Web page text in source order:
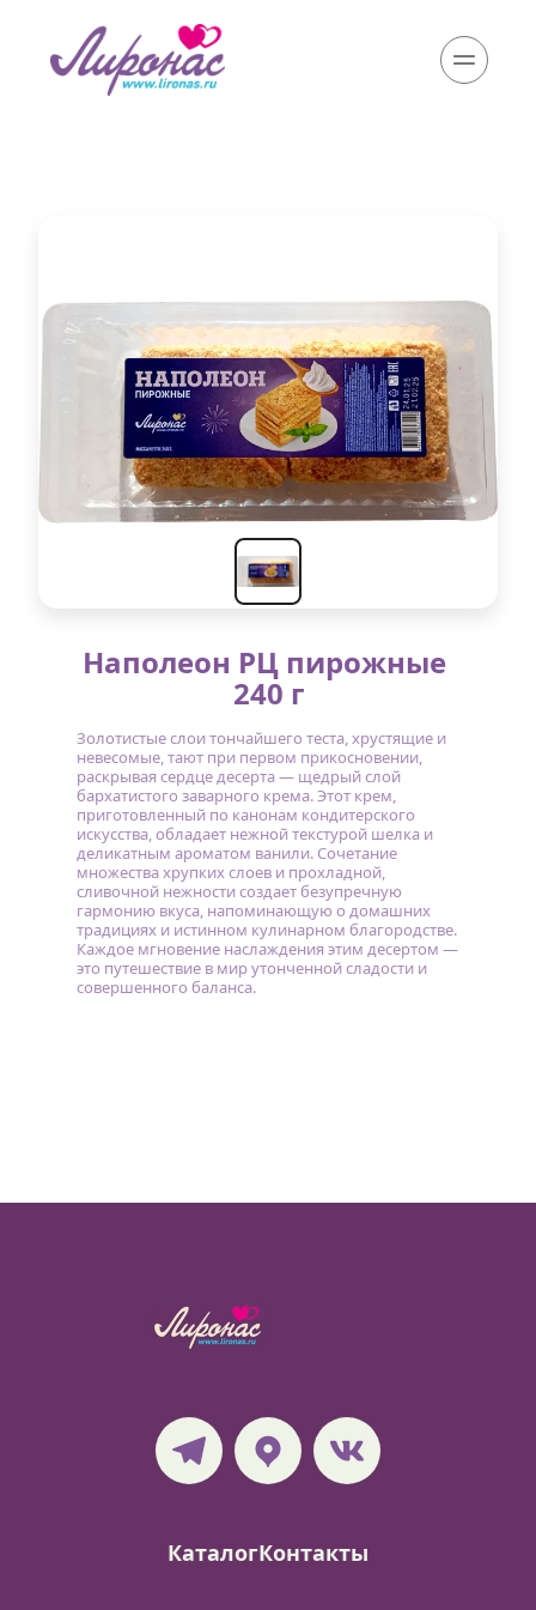
Наполеон РЦ пирожные
240 г
Золотистые слои тончайшего теста, хрустящие и
невесомые, тают при первом прикосновении,
раскрывая сердце десерта — щедрый слой
бархатистого заварного крема. Этот крем,
приготовленный по канонам кондитерского
искусства, обладает нежной текстурой шелка и
деликатным ароматом ванили. Сочетание
множества хрупких слоев и прохладной,
сливочной нежности создает безупречную
гармонию вкуса, напоминающую о домашних
традициях и истинном кулинарном благородстве.
Каждое мгновение наслаждения этим десертом —
это путешествие в мир утонченной сладости и
совершенного баланса.
КаталогКонтакты